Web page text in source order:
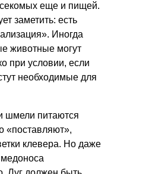
еще и пищей.
заметить: есть
Иногда
животные могут
при условии, если
необходимые для
шмели питаются
«поставляют»,
клевера. Но даже
медоноса